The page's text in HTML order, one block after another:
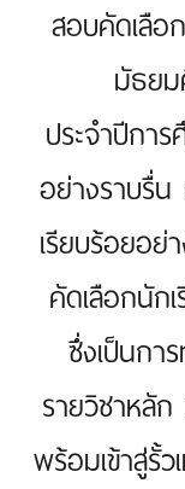
สอบคัดเลือ
มัธย
ประจำปีกา
อย่างราบรื่
เรียบร้อยอย่
คัดเลือกนัก
ซึ่งเป็นกา
รายวิชาหลั
พร้อมเข้าสู่รั้